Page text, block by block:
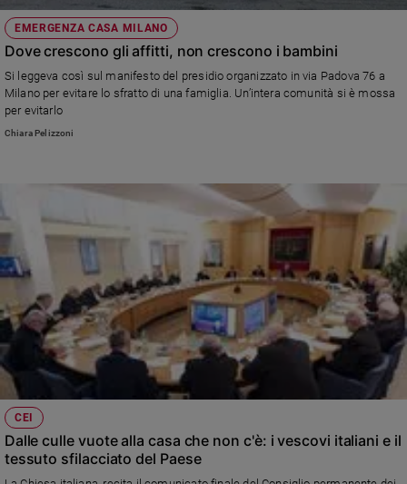
Papa
Papa
Chiesa
Chiesa
Devozione
fede
Parola
del
giorno
Santo
giorno
Società
e
valori
EMERGENZA CASA MILANO
Dove crescono gli affitti, non crescono i bambini
Si leggeva così sul manifesto del presidio organizzato in via Padova 76 a
Milano per evitare lo sfratto di una famiglia. Un’intera comunità si è mossa
per evitarlo
Chiara Pelizzoni
CEI
Dalle culle vuote alla casa che non c'è: i vescovi italiani e il
tessuto sfilacciato del Paese